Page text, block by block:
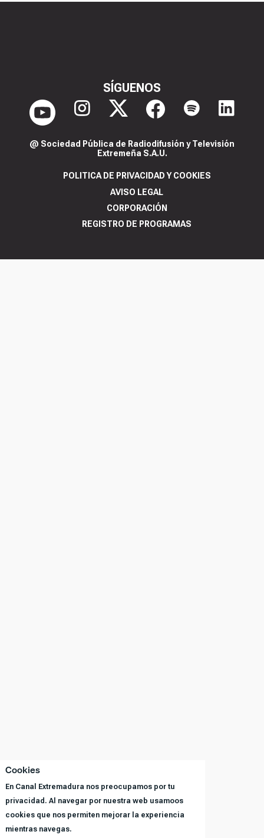
Cookies
En Canal Extremadura nos preocupamos por tu
privacidad. Al navegar por nuestra web usamoos
cookies que nos permiten mejorar la experiencia
mientras navegas.
SÍGUENOS
@ Sociedad Pública de Radiodifusión y Televisión
Extremeña S.A.U.
POLITICA DE PRIVACIDAD Y COOKIES
AVISO LEGAL
CORPORACIÓN
REGISTRO DE PROGRAMAS